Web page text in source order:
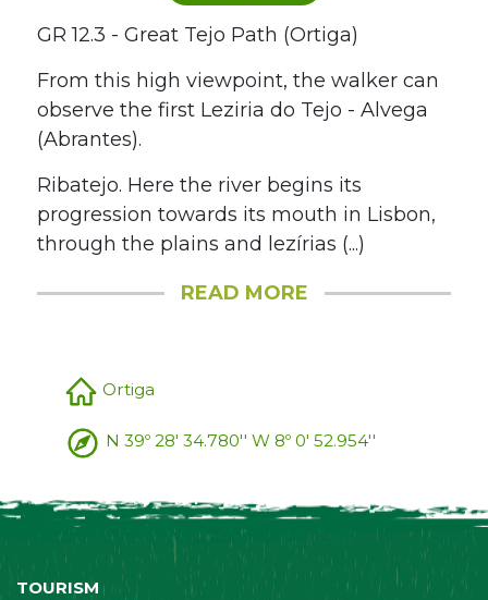
GR 12.3 - Great Tejo Path (Ortiga)
From this high viewpoint, the walker can
observe the first Leziria do Tejo - Alvega
(Abrantes).
Ribatejo. Here the river begins its
progression towards its mouth in Lisbon,
through the plains and lezírias (...)
READ MORE
Ortiga
N 39º 28' 34.780'' W 8º 0' 52.954''
TOURISM